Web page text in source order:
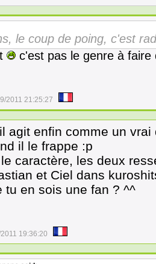
le coup de poing, c'est
c'est pas le genre à
2011 21:25:27
agit enfin comme un
il le frappe :p
caractère, les deux
et Ciel dans
tu en sois une fan ? ^^
19:36:20